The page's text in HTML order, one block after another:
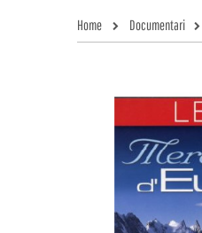
Home Documentari